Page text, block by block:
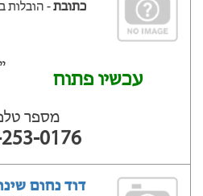
כתובת- הובלות
עכשיו פתוח
מספר
0176
דוד נחום